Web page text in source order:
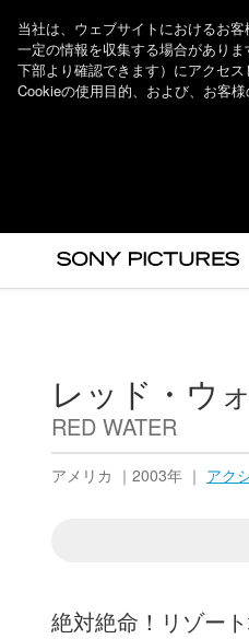
当社は、ウェブサイトにおけるお
一定の情報を収集する場合があり
下部より確認できます）にアクセ
Cookieの使用目的、および、お客
レッド・ウ
RED WATER
アメリカ ｜2003年 ｜ アク
絶対絶命！リゾー